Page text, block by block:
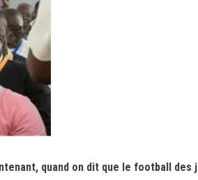
quand on dit que le football des